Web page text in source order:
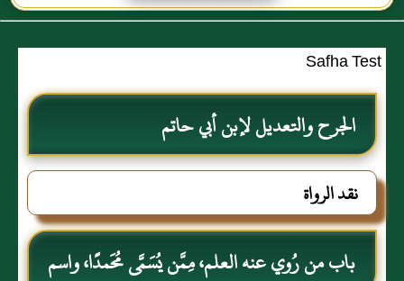
Safha Test
الجرح والتعديل لإبن أبي حاتم
نقد الرواة
باب من رُوي عنه العلم، مِمَّن يُسَمَّى مُحَمدًا، واسم